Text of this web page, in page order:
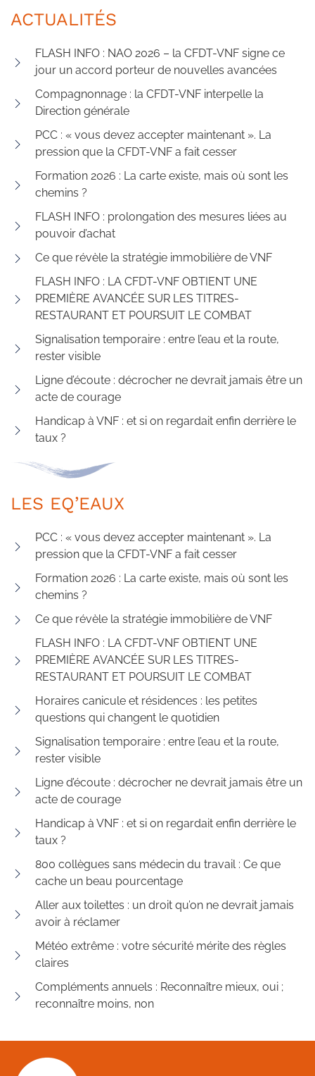
ACTUALITÉS
FLASH INFO : NAO 2026 – la CFDT-VNF signe ce
jour un accord porteur de nouvelles avancées
Compagnonnage : la CFDT-VNF interpelle la
Direction générale
PCC : « vous devez accepter maintenant ». La
pression que la CFDT-VNF a fait cesser
Formation 2026 : La carte existe, mais où sont les
chemins ?
FLASH INFO : prolongation des mesures liées au
pouvoir d’achat
Ce que révèle la stratégie immobilière de VNF
FLASH INFO : LA CFDT-VNF OBTIENT UNE
PREMIÈRE AVANCÉE SUR LES TITRES-
RESTAURANT ET POURSUIT LE COMBAT
Signalisation temporaire : entre l’eau et la route,
rester visible
Ligne d’écoute : décrocher ne devrait jamais être un
acte de courage
Handicap à VNF : et si on regardait enfin derrière le
taux ?
LES EQ’EAUX
PCC : « vous devez accepter maintenant ». La
pression que la CFDT-VNF a fait cesser
Formation 2026 : La carte existe, mais où sont les
chemins ?
Ce que révèle la stratégie immobilière de VNF
FLASH INFO : LA CFDT-VNF OBTIENT UNE
PREMIÈRE AVANCÉE SUR LES TITRES-
RESTAURANT ET POURSUIT LE COMBAT
Horaires canicule et résidences : les petites
questions qui changent le quotidien
Signalisation temporaire : entre l’eau et la route,
rester visible
Ligne d’écoute : décrocher ne devrait jamais être un
acte de courage
Handicap à VNF : et si on regardait enfin derrière le
taux ?
800 collègues sans médecin du travail : Ce que
cache un beau pourcentage
Aller aux toilettes : un droit qu’on ne devrait jamais
avoir à réclamer
Météo extrême : votre sécurité mérite des règles
claires
Compléments annuels : Reconnaître mieux, oui ;
reconnaître moins, non